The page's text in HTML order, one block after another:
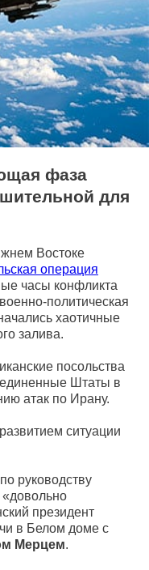
фаза
для
Востоке
операция
часы конфликта
политическая
хаотичные
залива.
посольства
Штаты в
атак по Ирану.
ситуации
руководству
президент
в Белом доме с
Мерцем.